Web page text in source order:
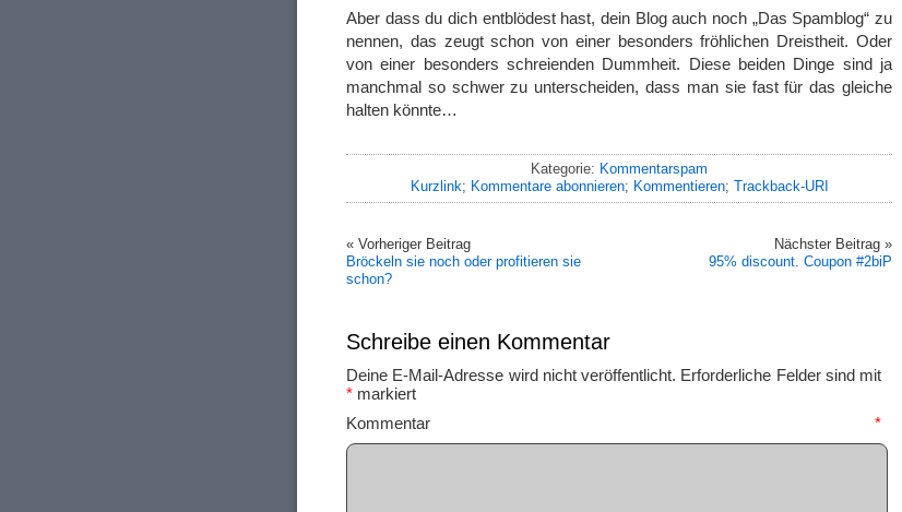
Aber dass du dich entblödest hast, dein Blog auch noch „Das Spamblog“ zu
nennen, das zeugt schon von einer besonders fröhlichen Dreistheit. Oder
von einer besonders schreienden Dummheit. Diese beiden Dinge sind ja
manchmal so schwer zu unterscheiden, dass man sie fast für das gleiche
halten könnte…
Kategorie: Kommentarspam
Kurzlink; Kommentare abonnieren; Kommentieren; Trackback-URI
« Vorheriger Beitrag
Bröckeln sie noch oder profitieren sie
schon?
Nächster Beitrag »
95% discount. Coupon #2biP
Schreibe einen Kommentar
Deine E-Mail-Adresse wird nicht veröffentlicht. Erforderliche Felder sind mit
* markiert
Kommentar *